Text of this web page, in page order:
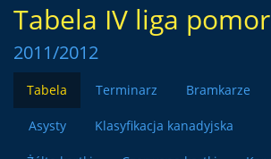
Tabela IV liga
2011/2012
Tabela Terminarz Bramkarze
Asysty Klasyfikacja kanadyjska